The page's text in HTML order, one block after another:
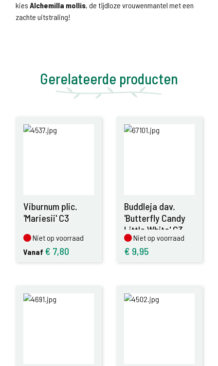
kies Alchemilla mollis, de tijdloze vrouwenmantel met een
zachte uitstraling!
Gerelateerde producten
Viburnum plic.
'Mariesii' C3
Niet op voorraad
Niet op voorraad
Vanaf € 7,80
Buddleja dav.
'Butterfly Candy
Little White' C3
Niet op voorraad
Niet op voorraad
€ 9,95